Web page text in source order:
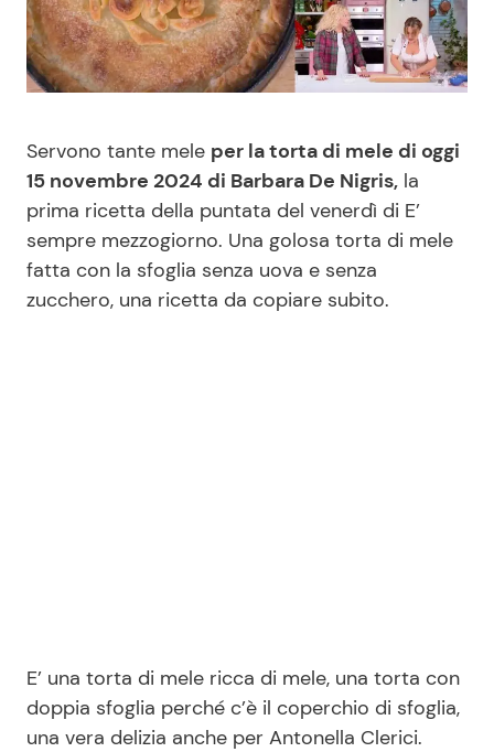
Benessere
Casa
Mondo Mamma
News benessere
Salute
Cucina e Ricette
Consigli di Cucina
Le Ricette in TV
Primi Piatti
Ricette Facili e Veloci
Info
Chi siamo
Servono tante mele per la torta di mele di oggi
15 novembre 2024 di Barbara De Nigris, la
prima ricetta della puntata del venerdì di E’
sempre mezzogiorno. Una golosa torta di mele
fatta con la sfoglia senza uova e senza
zucchero, una ricetta da copiare subito.
E’ una torta di mele ricca di mele, una torta con
doppia sfoglia perché c’è il coperchio di sfoglia,
una vera delizia anche per Antonella Clerici.